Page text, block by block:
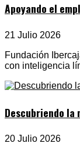
Apoyando el
21 Julio 2026
Fundación
con inteligencia
Descubriendo la
20 Julio 2026